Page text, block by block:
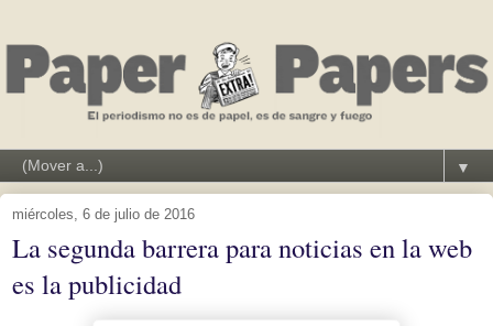
▼
miércoles, 6 de julio de 2016
La segunda barrera para noticias en la web
es la publicidad